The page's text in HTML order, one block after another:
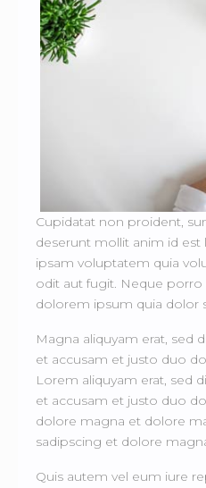
Cupidatat non proident,
deserunt mollit anim id
ipsam voluptatem quia
odit aut fugit. Neque porro
dolorem ipsum quia dolor
Magna aliquyam erat, sed
et accusam et justo duo
Lorem aliquyam erat, sed
et accusam et justo duo
dolore magna et dolore
sadipscing et dolore
Quis autem vel eum iure